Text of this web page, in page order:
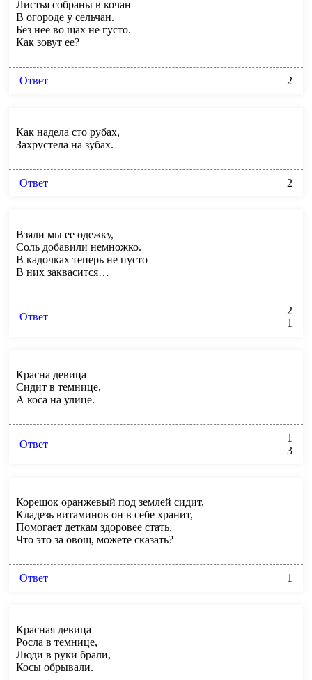
Листья собраны в кочан
В огороде у сельчан.
Без нее во щах не густо.
Как зовут ее?
Ответ 2
Как надела сто рубах,
Захрустела на зубах.
Ответ 2
Взяли мы ее одежку,
Соль добавили немножко.
В кадочках теперь не пусто —
В них заквасится…
Ответ
2
1
Красна девица
Сидит в темнице,
А коса на улице.
Ответ
1
3
Корешок оранжевый под землей сидит,
Кладезь витаминов он в себе хранит,
Помогает деткам здоровее стать,
Что это за овощ, можете сказать?
Ответ 1
Красная девица
Росла в темнице,
Люди в руки брали,
Косы обрывали.